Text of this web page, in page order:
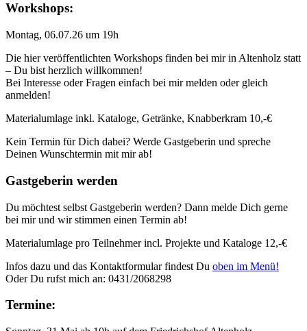
Workshops:
Montag, 06.07.26 um 19h
Die hier veröffentlichten Workshops finden bei mir in Altenholz statt
– Du bist herzlich willkommen!
Bei Interesse oder Fragen einfach bei mir melden oder gleich
anmelden!
Materialumlage inkl. Kataloge, Getränke, Knabberkram 10,-€
Kein Termin für Dich dabei? Werde Gastgeberin und spreche
Deinen Wunschtermin mit mir ab!
Gastgeberin werden
Du möchtest selbst Gastgeberin werden? Dann melde Dich gerne
bei mir und wir stimmen einen Termin ab!
Materialumlage pro Teilnehmer incl. Projekte und Kataloge 12,-€
Infos dazu und das Kontaktformular findest Du oben im Menü!
Oder Du rufst mich an: 0431/2068298
Termine: